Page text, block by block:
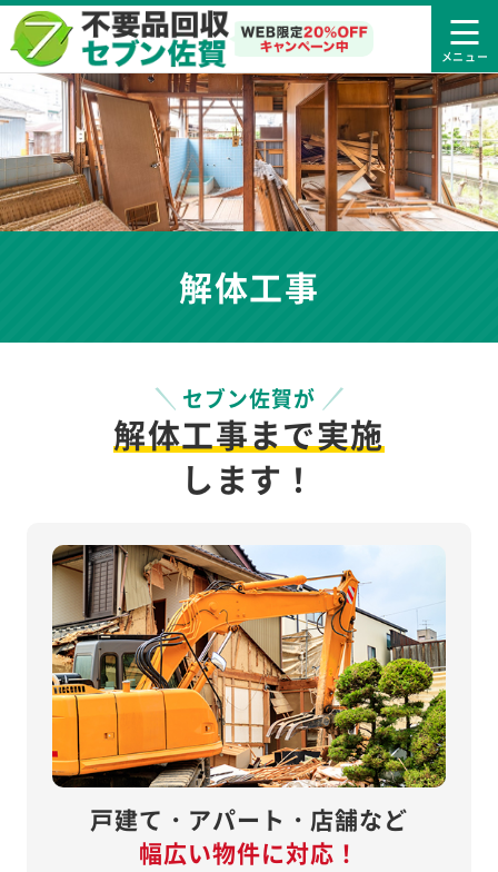
解体工事
セブン佐賀が
解体工事まで実施
します！
戸建て・アパート・店舗など
幅広い物件に対応！